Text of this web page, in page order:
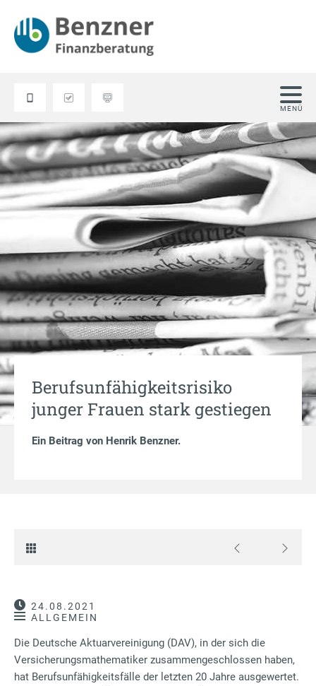
Berufsunfähigkeitsrisiko
junger Frauen stark gestiegen
Ein Beitrag von Henrik Benzner.
24.08.2021
ALLGEMEIN
Die Deutsche Aktuarvereinigung (DAV), in der sich die
Versicherungsmathematiker zusammengeschlossen haben,
hat Berufsunfähigkeitsfälle der letzten 20 Jahre ausgewertet.